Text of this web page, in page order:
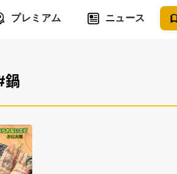
プレミアム ニュース
鍋